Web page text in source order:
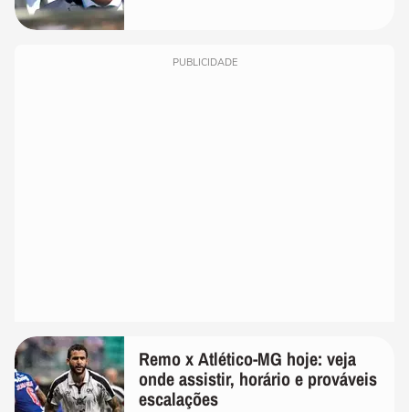
PUBLICIDADE
Remo x Atlético-MG hoje: veja
onde assistir, horário e prováveis
escalações